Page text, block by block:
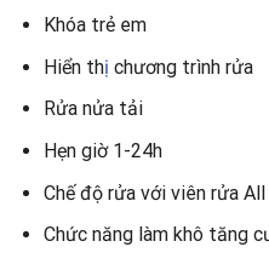
Khóa trẻ em
Hiển thị chương trình rửa
Rửa nửa tải
Hẹn giờ 1-24h
Chế độ rửa với viên rửa All
Chức năng làm khô tăng